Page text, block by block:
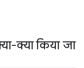
क्या किया जा